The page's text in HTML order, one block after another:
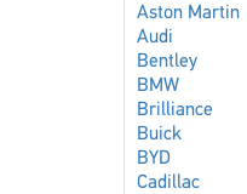
Aston Martin
Audi
Bentley
BMW
Brilliance
Buick
BYD
Cadillac